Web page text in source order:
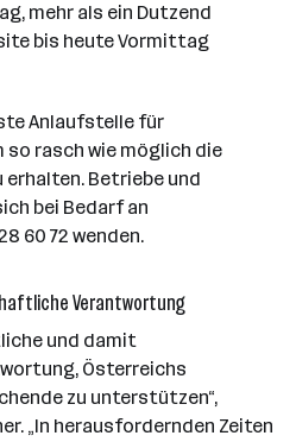
mehr als ein Dutzend
bis heute Vormittag
Anlaufstelle für
so rasch wie möglich die
Betriebe und
bei Bedarf an
60 72 wenden.
Verantwortung
und damit
Österreichs
zu unterstützen“,
„In herausfordernden Zeiten